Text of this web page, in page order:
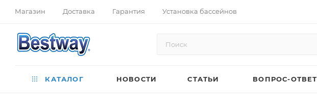
Магазин Доставка Гарантия Установка бассейнов
КАТАЛОГ НОВОСТИ СТАТЬИ ВОПРОС-ОТВЕТ